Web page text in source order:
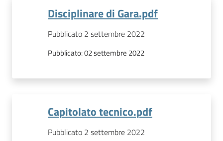
Disciplinare di Gara.pdf
Pubblicato 2 settembre 2022
Pubblicato:02 settembre 2022
Capitolato tecnico.pdf
Pubblicato 2 settembre 2022